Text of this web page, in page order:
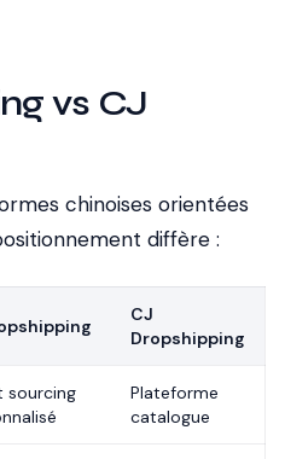
vs CJ
chinoises orientées
diffère :
CJ
Dropshipping
sourcing
Plateforme
catalogue